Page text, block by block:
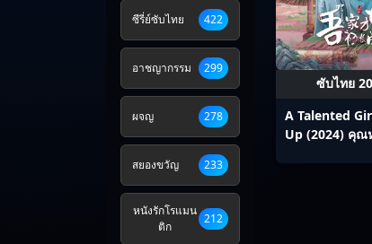
ซีรี่ย์ซับไทย 422
อาชญากรรม 299
ผจญ 278
สยองขวัญ 233
หนังรักโรแมน
ติก
212
ซับไทย
A Talented
Up (2024) คุณ